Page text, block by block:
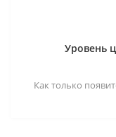
Уровень
Как только